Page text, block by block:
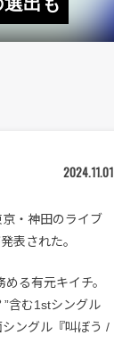
2024.11.01
・神田のライブ
表された。
る有元キイチ。
含む1stシングル
ングル『叫ぼう /